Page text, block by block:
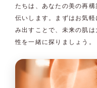
たちは、あなたの美の再
伝いします。まずはお気
み出すことで、未来の肌
性を一緒に探りましょう。